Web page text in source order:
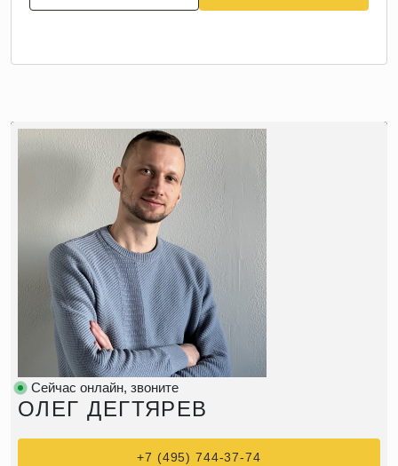
Сейчас онлайн, звоните
ОЛЕГ ДЕГТЯРЕВ
+7 (495) 744-37-74